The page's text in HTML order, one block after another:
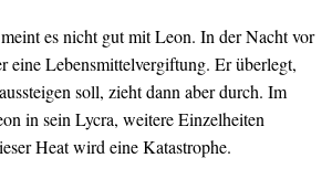
es nicht gut mit Leon. In der Nacht vor
eine Lebensmittelvergiftung. Er überlegt,
soll, zieht dann aber durch. Im
in sein Lycra, weitere Einzelheiten
Heat wird eine Katastrophe.